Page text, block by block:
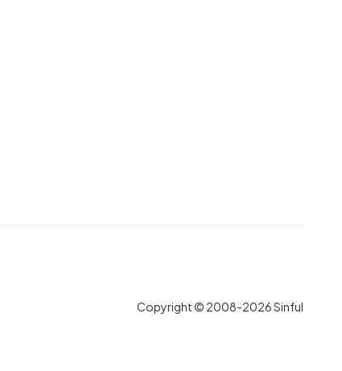
Copyright © 2008-2026 Sinful